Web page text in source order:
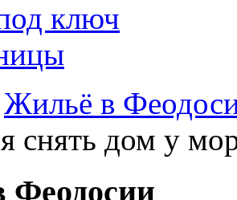
ключ
Жильё в
снять дом у
Феодосии